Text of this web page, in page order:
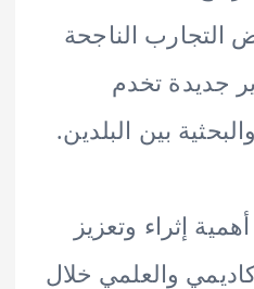
الناجحة
تخدم
البلدين.
وتعزيز
والعلمي خلال